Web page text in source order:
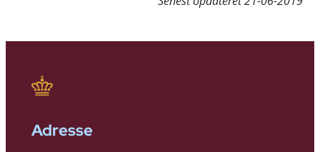
Adresse